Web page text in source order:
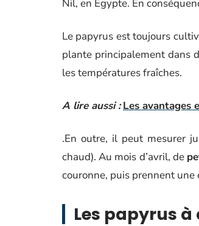
Nil, en Égypte. En
Le papyrus est toujours
plante principalement dans
les températures fraîches.
A lire aussi : Les avantages
.En outre, il peut mesurer
chaud). Au mois d’avril, de
couronne, puis prennent une
Les papyrus